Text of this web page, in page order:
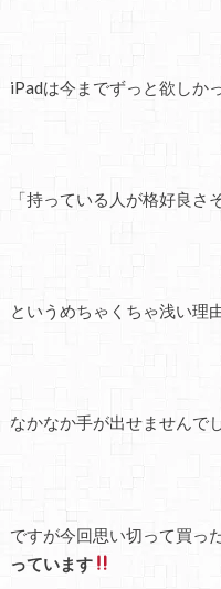
iPadは今までずっと欲しか
「持っている人が格好良さ
というめちゃくちゃ浅い理
なかなか手が出せませんでし
ですが今回思い切って買っ
っています